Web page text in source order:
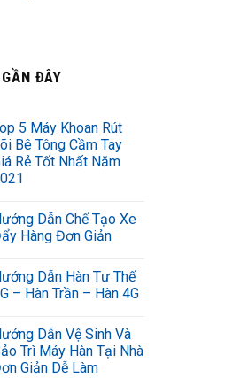
ĐÂY
5 Máy Khoan Rút
Bê Tông Cầm Tay
Rẻ Tốt Nhất Năm
Dẫn Chế Tạo Xe
Hàng Đơn Giản
Dẫn Hàn Tư Thế
– Hàn Trần – Hàn 4G
Dẫn Vệ Sinh Và
Trì Máy Hàn Tại Nhà
Giản Dễ Làm